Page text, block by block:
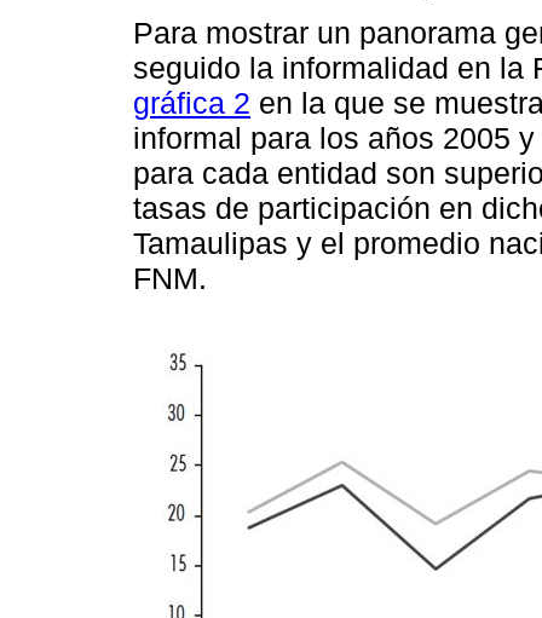
Para mostrar un panorama
seguido la informalidad en la
gráfica 2 en la que se
informal para los años 2005
para cada entidad son
tasas de participación en
Tamaulipas y el promedio
FNM.